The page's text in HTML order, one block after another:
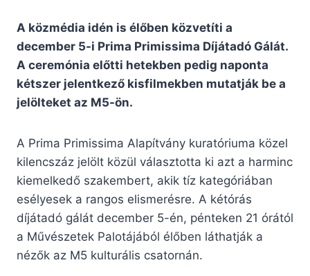
A közmédia idén is élőben közvetíti a
december 5-i Prima Primissima Díjátadó Gálát.
A ceremónia előtti hetekben pedig naponta
kétszer jelentkező kisfilmekben mutatják be a
jelölteket az M5-ön.
A Prima Primissima Alapítvány kuratóriuma közel
kilencszáz jelölt közül választotta ki azt a harminc
kiemelkedő szakembert, akik tíz kategóriában
esélyesek a rangos elismerésre. A kétórás
díjátadó gálát december 5-én, pénteken 21 órától
a Művészetek Palotájából élőben láthatják a
nézők az M5 kulturális csatornán.